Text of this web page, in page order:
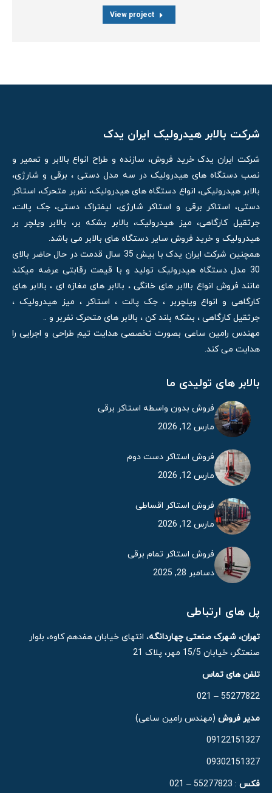
View project
شرکت بالابر هیدرولیک ایران یدک
شرکت ایران یدک خرید فروش، سازنده و طراح انواع بالابر و تعمیر و
نصب دستگاه های هیدرولیک در سه مدل دستی ، برقی و شارژی،
بالابر هیدرولیکی، انواع دستگاه های هیدرولیک، نفربر متحرک، استاکر
دستی، استاکر برقی و استاکر شارژی، لیفتراک دستی، جک پالت،
جرثقیل کارگاهی، میز هیدرولیک، بالابر بشکه بر، بالابر ویلچر بر
هیدرولیک و خرید فروش سایر دستگاه های بالابر می باشد.
همچنین شرکت ایران یدک با بیش 35 سال قدمت در حال حاضر بالای
30 مدل دستگاه هیدرولیک تولید و با قیمت رقابتی عرضه میکند
مانند فروش انواع بالابر های خانگی ، بالابر های مغازه ای ، بالابر های
کارگاهی و انواع ویلچربر ، جک پالت ، استاکر ، میز هیدرولیک ،
جرثقیل کارگاهی ، بشکه بلند کن ، بالابر های متحرک نفربر و ..
مهندس رامین ساعی بصورت تخصصی هدایت تیم طراحی و اجرایی را
هدایت می کند.
بالابر های تولیدی ما
فروش بدون واسطه استاکر برقی
مارس 12, 2026
فروش استاکر دست دوم
مارس 12, 2026
فروش استاکر اقساطی
مارس 12, 2026
فروش استاکر تمام برقی
دسامبر 28, 2025
پل های ارتباطی
تهران، شهرک صنعتی چهاردانگه، انتهای خیابان هفدهم کاوه، بلوار
صنعتگر، خیابان 15/5 مهر، پلاک 21
تلفن های تماس
55277822 – 021
مدیر فروش (مهندس رامین ساعی)
09122151327
09302151327
فکس : 55277823 – 021